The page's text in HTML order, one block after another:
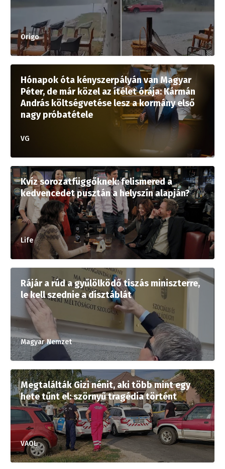
Origo
Hónapok óta kényszerpályán van Magyar
Péter, de már közel az ítélet órája: Kármán
András költségvetése lesz a kormány első
nagy próbatétele
VG
Kvíz sorozatfüggőknek: felismered a
kedvencedet pusztán a helyszín alapján?
Life
Rájár a rúd a gyűlölködő tiszás miniszterre,
le kell szednie a dísztáblát
Magyar Nemzet
Megtalálták Gizi nénit, aki több mint egy
hete tűnt el: szörnyű tragédia történt
VAOL